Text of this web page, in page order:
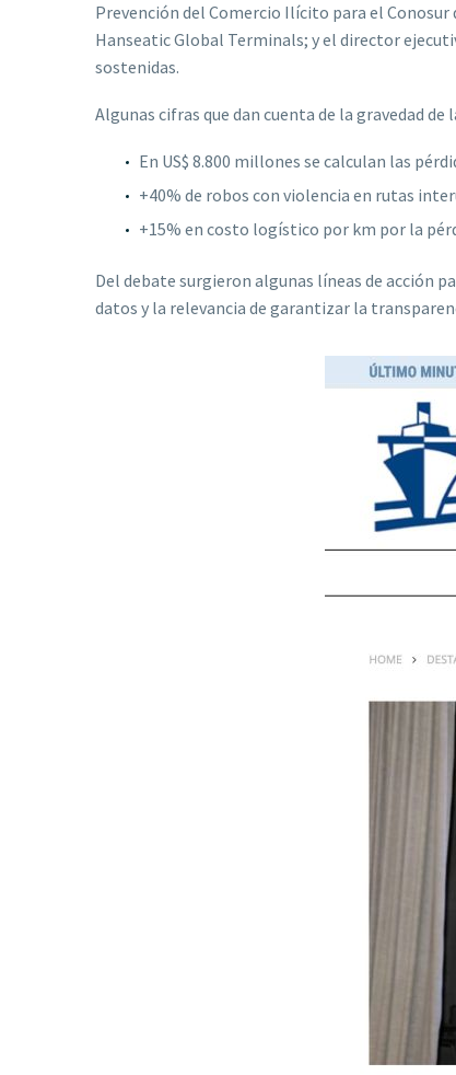
Prevención del Comercio Ilícito para el
Hanseatic Global Terminals; y el director
sostenidas.
Algunas cifras que dan cuenta de la gravedad de
En US$ 8.800 millones se calculan las
+40% de robos con violencia en rutas
+15% en costo logístico por km por la
Del debate surgieron algunas líneas de acción
datos y la relevancia de garantizar la